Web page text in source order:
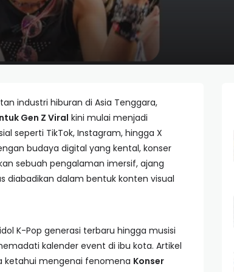
industri hiburan di Asia Tenggara,
Gen Z Viral kini mulai menjadi
seperti TikTok, Instagram, hingga X
budaya digital yang kental, konser
sebuah pengalaman imersif, ajang
diabadikan dalam bentuk konten visual
K-Pop generasi terbaru hingga musisi
kalender event di ibu kota. Artikel
ketahui mengenai fenomena Konser